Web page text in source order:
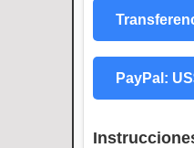
PayPal: